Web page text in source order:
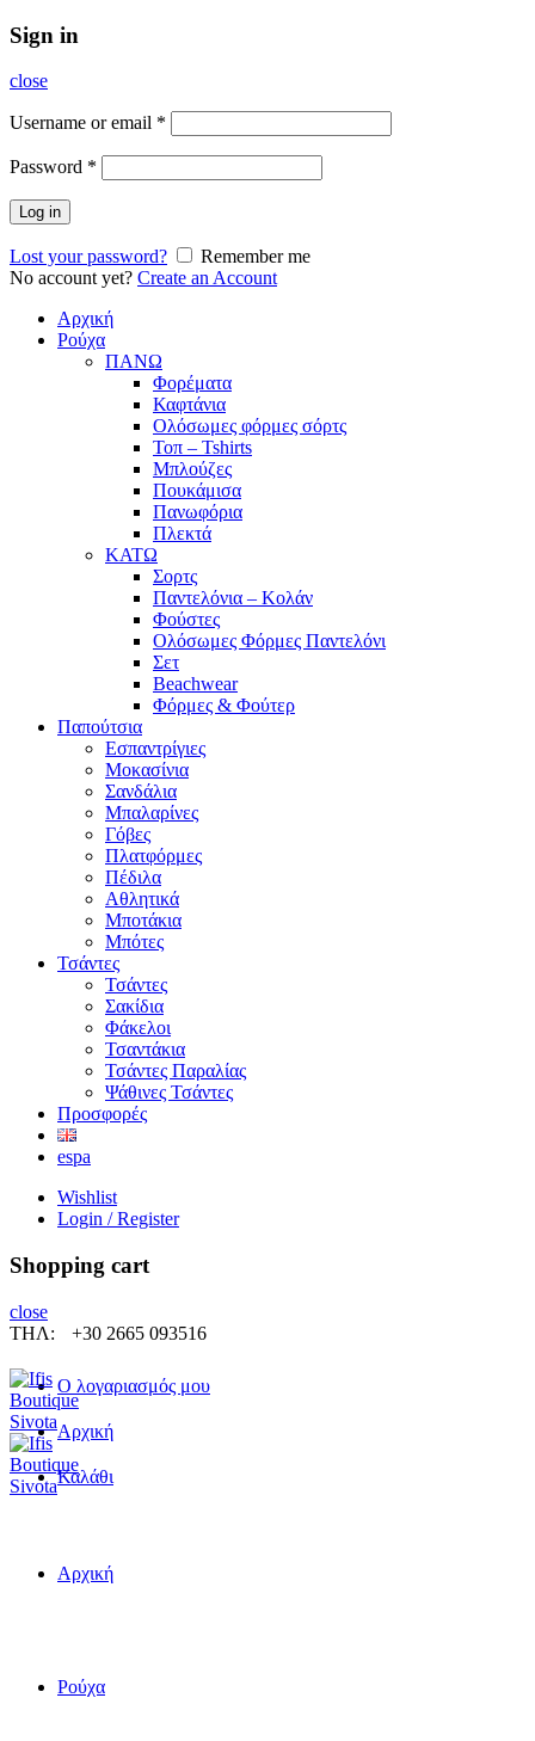
Sign in
close
Username or email *
Password *
Log in
Lost your password?
Remember me
No account yet? Create an Account
Αρχική
Ρούχα
ΠΑΝΩ
Φορέματα
Καφτάνια
Ολόσωμες φόρμες σόρτς
Τοπ – Tshirts
Μπλούζες
Πουκάμισα
Πανωφόρια
Πλεκτά
ΚΑΤΩ
Σορτς
Παντελόνια – Κολάν
Φούστες
Ολόσωμες Φόρμες Παντελόνι
Σετ
Beachwear
Φόρμες & Φούτερ
Παπούτσια
Εσπαντρίγιες
Μοκασίνια
Σανδάλια
Μπαλαρίνες
Γόβες
Πλατφόρμες
Πέδιλα
Αθλητικά
Μποτάκια
Μπότες
Τσάντες
Τσάντες
Σακίδια
Φάκελοι
Τσαντάκια
Τσάντες Παραλίας
Ψάθινες Τσάντες
Προσφορές
espa
Wishlist
Login / Register
Shopping cart
close
ΤΗΛ:
+30 2665 093516
Ο λογαριασμός μου
Αρχική
Καλάθι
Αρχική
Ρούχα